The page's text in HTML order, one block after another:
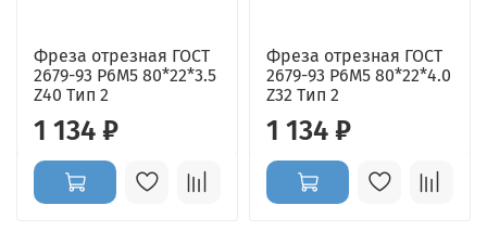
Фреза отрезная ГОСТ
2679-93 Р6М5 80*22*3.5
Z40 Тип 2
1 134 ₽
Фреза отрезная ГОСТ
2679-93 Р6М5 80*22*4.0
Z32 Тип 2
1 134 ₽